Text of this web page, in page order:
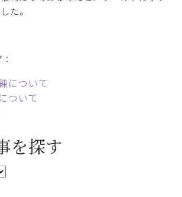
た。
について
ついて
を探す